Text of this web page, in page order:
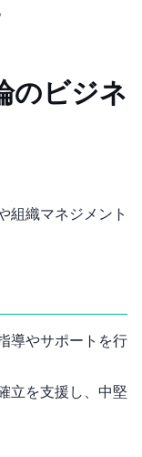
のビジネ
組織マネジメント
導やサポートを行
立を支援し、中堅